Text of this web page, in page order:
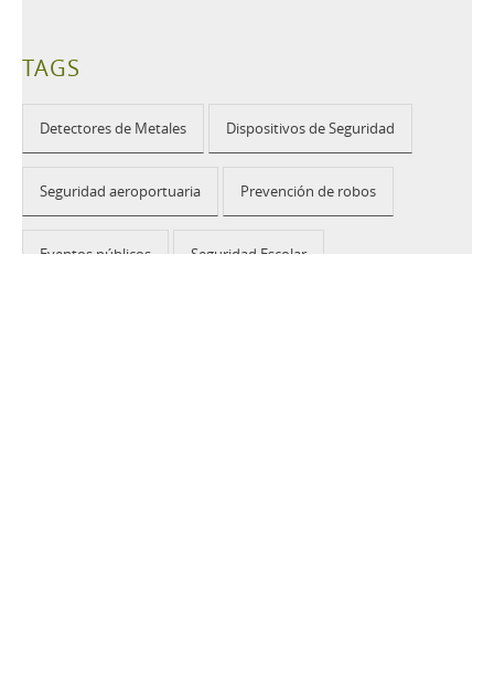
TAGS
Detectores de Metales Dispositivos de Seguridad
Seguridad aeroportuaria Prevención de robos
Eventos públicos Seguridad Escolar